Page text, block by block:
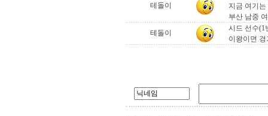
테돌이
지금 여기
부산 남중
테돌이
시드 선수(1
이왕이면